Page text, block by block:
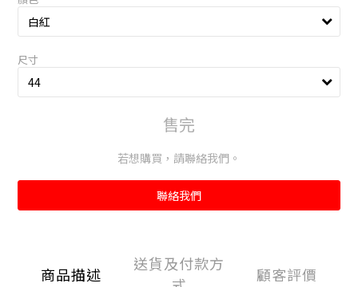
尺寸
售完
若想購買，請聯絡我們。
聯絡我們
商品描述
送貨及付款方
顧客評價